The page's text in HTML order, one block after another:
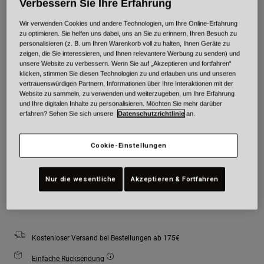
Farben -Gelb/Schwarz
ausgewählt
Größe Größentabelle
Youth
Youth
Youth
Large
Zum Warenkorb hinzufügen
Kostenloser Versand bei Bestellungen ab 175€
Einfache Rücksendung
Verbessern Sie Ihre Erfahrung
Wir verwenden Cookies und andere Technologien, um Ihre Online-Erfahrung
zu optimieren. Sie helfen uns dabei, uns an Sie zu erinnern, Ihren Besuch zu
personalisieren (z. B. um Ihren Warenkorb voll zu halten, Ihnen Geräte zu
zeigen, die Sie interessieren, und Ihnen relevantere Werbung zu senden) und
unsere Website zu verbessern. Wenn Sie auf „Akzeptieren und fortfahren“
klicken, stimmen Sie diesen Technologien zu und erlauben uns und unseren
vertrauenswürdigen Partnern, Informationen über Ihre Interaktionen mit der
Website zu sammeln, zu verwenden und weiterzugeben, um Ihre Erfahrung
und Ihre digitalen Inhalte zu personalisieren. Möchten Sie mehr darüber
erfahren? Sehen Sie sich unsere
Datenschutzrichtlinie an.
Cookie-Einstellungen
Nur die wesentliche Akzeptieren & Fortfahren